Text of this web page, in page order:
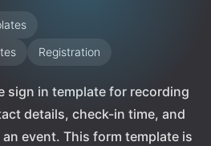
Registration
sign in template for recording
details, check-in time, and
event. This form template is